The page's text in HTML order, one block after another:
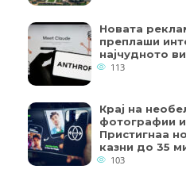
Новата
преплаши
најчудното
113
Крај на
фотографии
Пристигнаа
казни до 35
103